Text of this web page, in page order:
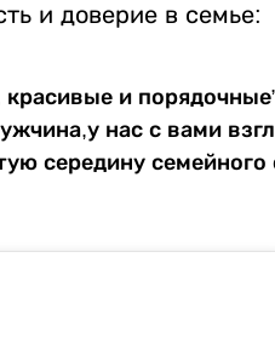
и доверие в семье:
и
нас с вами
середину семейного